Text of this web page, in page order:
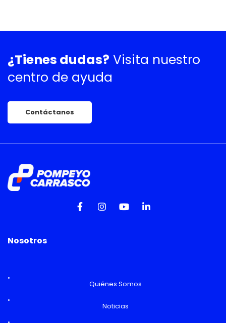
¿Tienes dudas? Visita nuestro
centro de ayuda
Contáctanos
Nosotros
Quiénes Somos
Noticias